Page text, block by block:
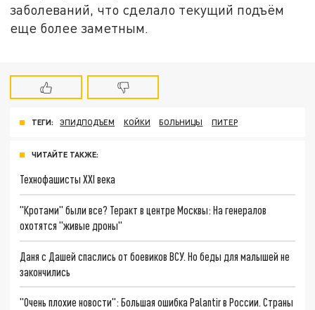
заболеваний, что сделало текущий подъём
еще более заметным.
ТЕГИ: ЭПИДПОДЪЕМ КОЙКИ БОЛЬНИЦЫ ПИТЕР
ЧИТАЙТЕ ТАКЖЕ:
Технофашисты XXI века
"Кротами" были все? Теракт в центре Москвы: На генералов
охотятся "живые дроны"
Даня с Дашей спаслись от боевиков ВСУ. Но беды для малышей не
закончились
"Очень плохие новости": Большая ошибка Palantir в России. Страны